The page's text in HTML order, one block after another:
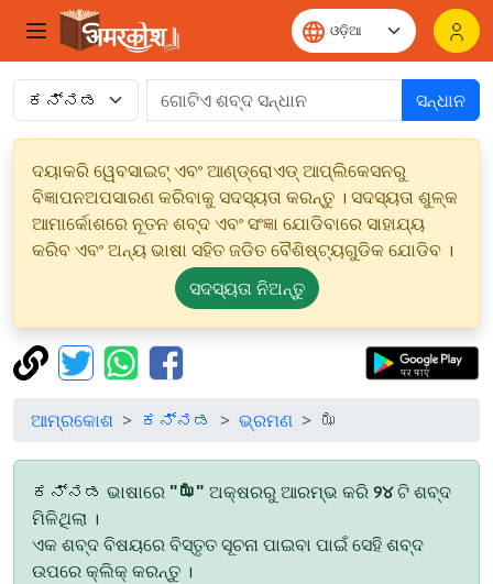
ସନ୍ଧାନ
ଦୟାକରି ୱେବସାଇଟ୍ ଏବଂ ଆଣ୍ଡ୍ରୋଏଡ୍ ଆପ୍ଲିକେସନରୁ
ବିଜ୍ଞାପନଅପସାରଣ କରିବାକୁ ସଦସ୍ୟତା କରନ୍ତୁ । ସଦସ୍ୟତା ଶୁଳ୍କ
ଆମାର୍କୋଶରେ ନୂତନ ଶବ୍ଦ ଏବଂ ସଂଜ୍ଞା ଯୋଡିବାରେ ସାହାଯ୍ୟ
କରିବ ଏବଂ ଅନ୍ୟ ଭାଷା ସହିତ ଜଡିତ ବୈଶିଷ୍ଟ୍ୟଗୁଡିକ ଯୋଡିବ ।
ସଦସ୍ୟତା ନିଅନ୍ତୁ
ଆମ୍ରକୋଶ ಕನ್ನಡ ଭ୍ରମଣ ಝ
ಕನ್ನಡ ଭାଷାରେ "ಝ" ଅକ୍ଷରରୁ ଆରମ୍ଭ କରି୨୪ଟି ଶବ୍ଦ
ମିଳିଥିଲା ।
ଏକ ଶବ୍ଦ ବିଷୟରେ ବିସ୍ତୃତ ସୂଚନା ପାଇବା ପାଇଁ ସେହି ଶବ୍ଦ
ଉପରେ କ୍ଲିକ୍ କରନ୍ତୁ ।